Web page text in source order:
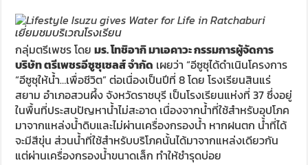
เยี่ยมชมบริเวณโรงเรียน
กลุ่มตรีเพชร โดยมร. โทชิอากิ มาเอคาวะ กรรมการผู้จัดการ
บริษัท ตรีเพชรอีซูซุเซลส์ จำกัด เผยว่า “อีซูซุได้ดำเนินโครงการ
“อีซูซุให้น้ำ…เพื่อชีวิต” ต่อเนื่องเป็นปีที่ 8 โดย โรงเรียนสินแร่
สยาม อำเภอสวนผึ้ง จังหวัดราชบุรี เป็นโรงเรียนแห่งที่ 37 ซึ่งอยู่
ในพื้นที่ประสบปัญหาน้ำไม่สะอาด เนื่องจากน้ำที่ใช้สำหรับอุปโภค
มาจากแหล่งน้ำดิบและไม่ผ่านเครื่องกรองน้ำ หากฝนตก น้ำที่ได้
จะมีสีขุ่น ส่วนน้ำที่ใช้สำหรับบริโภคนั้นได้มาจากแหล่งเดียวกัน
แต่ผ่านเครื่องกรองน้ำขนาดเล็ก ทำให้ชำรุดบ่อย